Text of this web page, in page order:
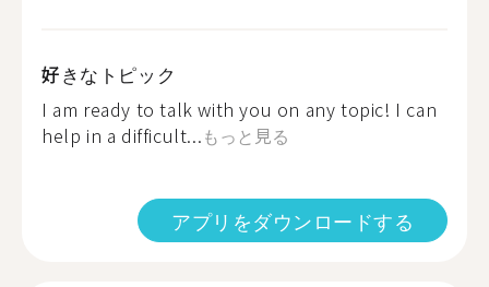
好きなトピック
I am ready to talk with you on any topic! I can
help in a difficult...もっと見る
アプリをダウンロードする